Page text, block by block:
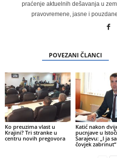
praćenje aktuelnih dešavanja u
pravovremene, jasne i
POVEZANI ČLANCI
Ko preuzima vlast u
Krajini? Tri stranke u
centru novih pregovora
Katić nakon
pucnjave u
Sarajevu: „I ja
čovjek zabrinut“